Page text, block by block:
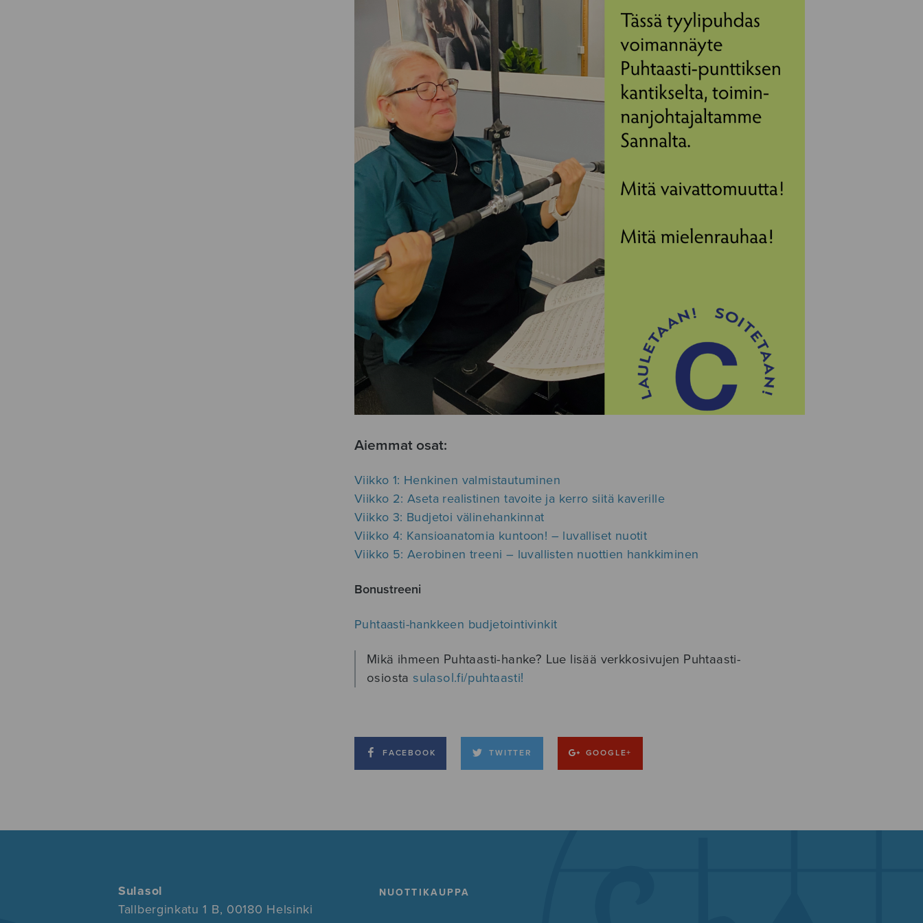
Aiemmat osat:
Viikko 1: Henkinen valmistautuminen
Viikko 2: Aseta realistinen tavoite ja kerro siitä kaverille
Viikko 3: Budjetoi välinehankinnat
Viikko 4: Kansioanatomia kuntoon! – luvalliset nuotit
Viikko 5: Aerobinen treeni – luvallisten nuottien hankkiminen
Bonustreeni
Puhtaasti-hankkeen budjetointivinkit
Mikä ihmeen Puhtaasti-hanke? Lue lisää verkkosivujen Puhtaasti-
osiosta sulasol.fi/puhtaasti!
FACEBOOK TWITTER GOOGLE+
Sulasol
Tallberginkatu 1 B, 00180 Helsinki
NUOTTIKAUPPA